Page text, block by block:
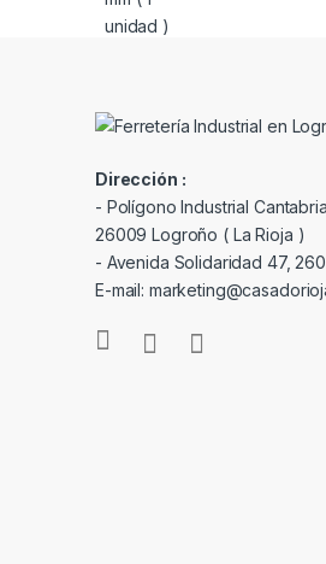
Dirección :
- Polígono Industrial
26009 Logroño ( La Rioja )
- Avenida Solidaridad 47,
E-mail: